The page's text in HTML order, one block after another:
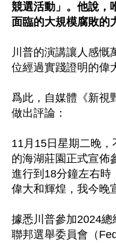
競選活動」。他說，
面臨的大規模腐敗
川普的演講讓人感慨
位經過實踐證明的偉
爲此，自媒體《新視
做出評論：
11月15日星期二晚
的海湖莊園正式宣佈
進行到18分鐘左右時
偉大和輝煌，我今晚
據悉川普參加2024
聯邦選舉委員會（